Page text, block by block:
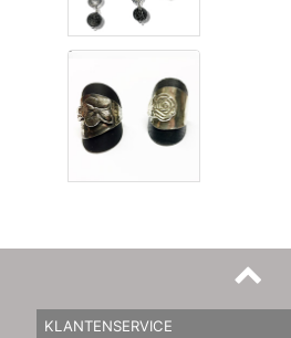
KLANTENSERVICE